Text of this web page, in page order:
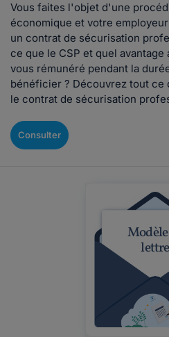
Vous faites l'objet d'une
économique et votre
un contrat de sécurisation
ce que le CSP et quel
vous rémunéré pendant la
bénéficier ? Découvrez tout ce
le contrat de sécurisation
Consulter
lettre